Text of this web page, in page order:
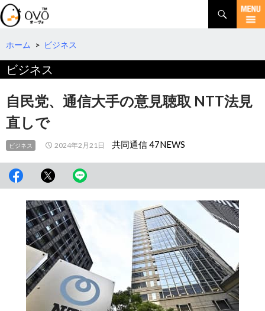
検
索
コ
テ
へ
ホーム > ビジネス
ビジネス
自民党、通信大手の意見聴取 NTT法見
直しで
ビジネス 2024年2月21日 共同通信 47NEWS